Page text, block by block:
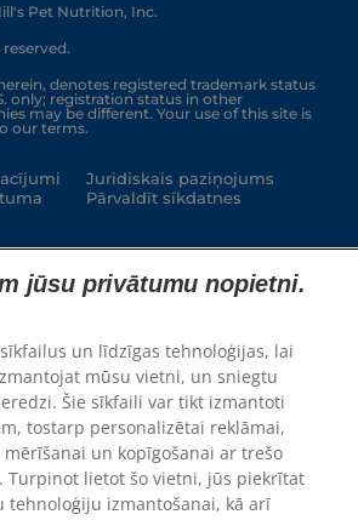
Pet Nutrition, Inc.
denotes registered trademark status
only; registration status in other
may be different. Your use of this site is
our terms.
Juridiskais paziņojums
Pārvaldīt sīkdatnes
jūsu privātumu nopietni.
un līdzīgas tehnoloģijas, lai
mūsu vietni, un sniegtu
Šie sīkfaili var tikt izmantoti
tostarp personalizētai reklāmai,
un kopīgošanai ar trešo
Turpinot lietot šo vietni, jūs piekrītat
tehnoloģiju izmantošanai, kā arī